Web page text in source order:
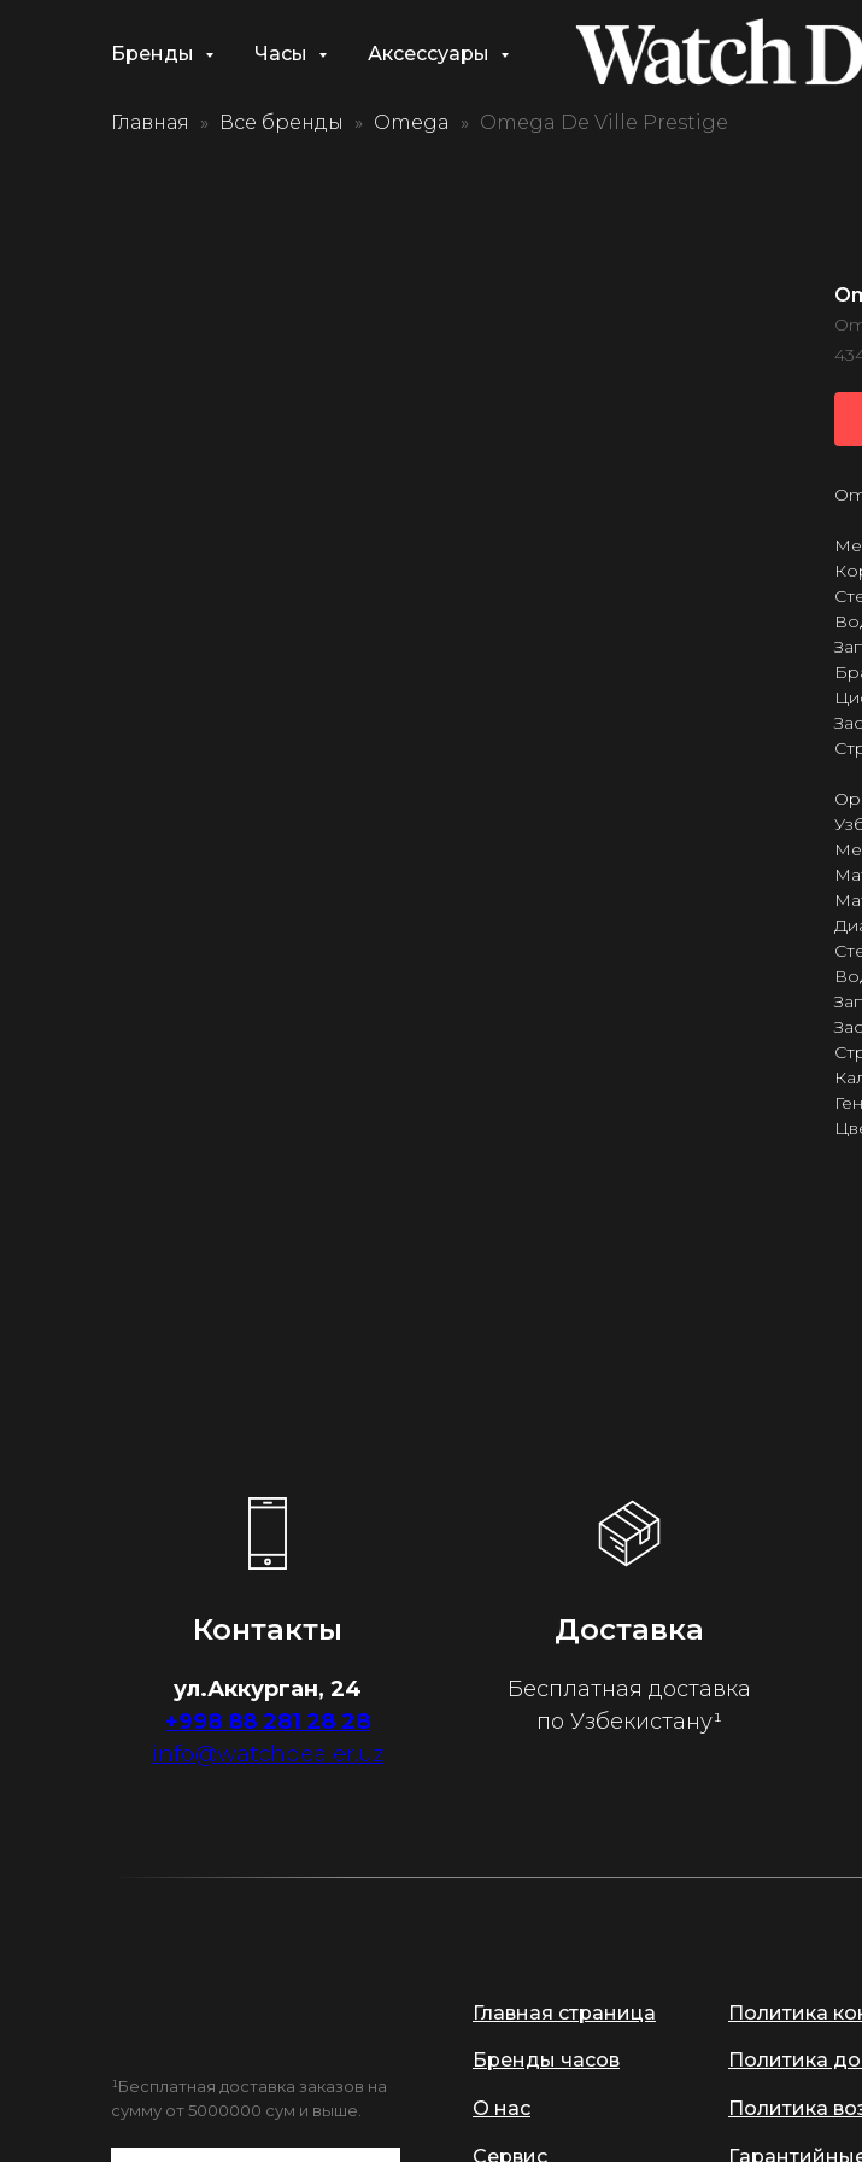
Бренды Часы Аксессуары
Главная Все бренды Omega Omega De Ville Prestige
Контакты
ул.Аккурган, 24
+998 88 281 28 28
info@watchdealer.uz
Доставка
Бесплатная доставка
по Узбекистану¹
Главная страница
Бренды часов
О нас
Сервис
¹Бесплатная доставка заказов на
сумму от 5000000 сум и выше.
Политика
Политика
Политика